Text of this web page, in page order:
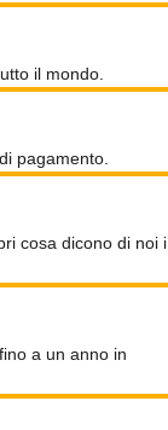
il mondo.
pagamento.
cosa dicono di noi i
a un anno in